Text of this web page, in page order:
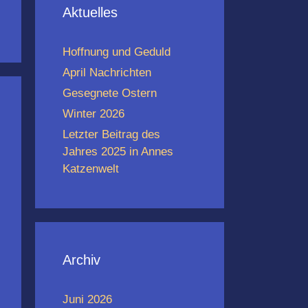
Aktuelles
Hoffnung und Geduld
April Nachrichten
Gesegnete Ostern
Winter 2026
Letzter Beitrag des
Jahres 2025 in Annes
Katzenwelt
Archiv
Juni 2026